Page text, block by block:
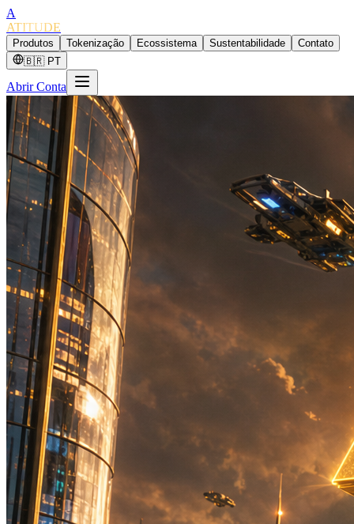
A
ATITUDE
Produtos Tokenização Ecossistema Sustentabilidade
Contato
🇧🇷 PT
Abrir Conta